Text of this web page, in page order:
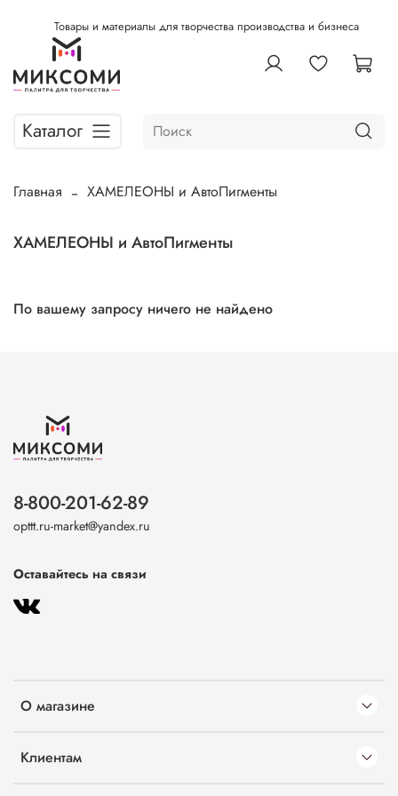
Товары и материалы для творчества производства и бизнеса
Каталог
Главная ХАМЕЛЕОНЫ и АвтоПигменты
ХАМЕЛЕОНЫ и АвтоПигменты
По вашему запросу ничего не найдено
О магазине
Клиентам
8-800-201-62-89
opttt.ru-market@yandex.ru
Оставайтесь на связи